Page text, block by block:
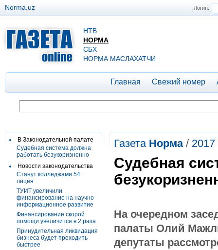
Логин:
Norma.uz
НТВ
НОРМА
СБХ
НОРМА МАСЛАХАТЧИ
Главная Свежий номер
В Законодательной палате
Судебная система должна
работать безукоризненно
Новости законодательства
Станут колледжами 54
лицея
ТУИТ увеличили
финансирование на научно-
информационное развитие
Финансирование скорой
помощи увеличится в 2 раза
Принудительная ликвидация
бизнеса будет проходить
быстрее
Газета Норма/ 2017
Судебная
На очередном
палаты Олий
депутаты